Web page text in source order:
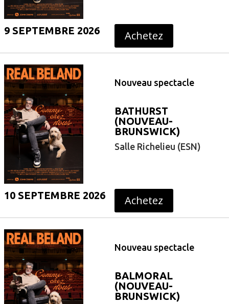
9 SEPTEMBRE 2026 Achetez
Nouveau spectacle
BATHURST
(NOUVEAU-
BRUNSWICK)
Salle Richelieu (ESN)
10 SEPTEMBRE 2026 Achetez
Nouveau spectacle
BALMORAL
(NOUVEAU-
BRUNSWICK)